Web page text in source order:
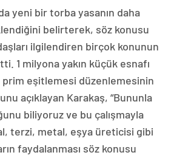
yeni bir torba yasanın daha
belirterek, söz konusu
ilgilendiren birçok konunun
1 milyona yakın küçük esnafı
eşitlemesi düzenlemesinin
açıklayan Karakaş, “Bununla
biliyoruz ve bu çalışmayla
terzi, metal, eşya üreticisi gibi
faydalanması söz konusu